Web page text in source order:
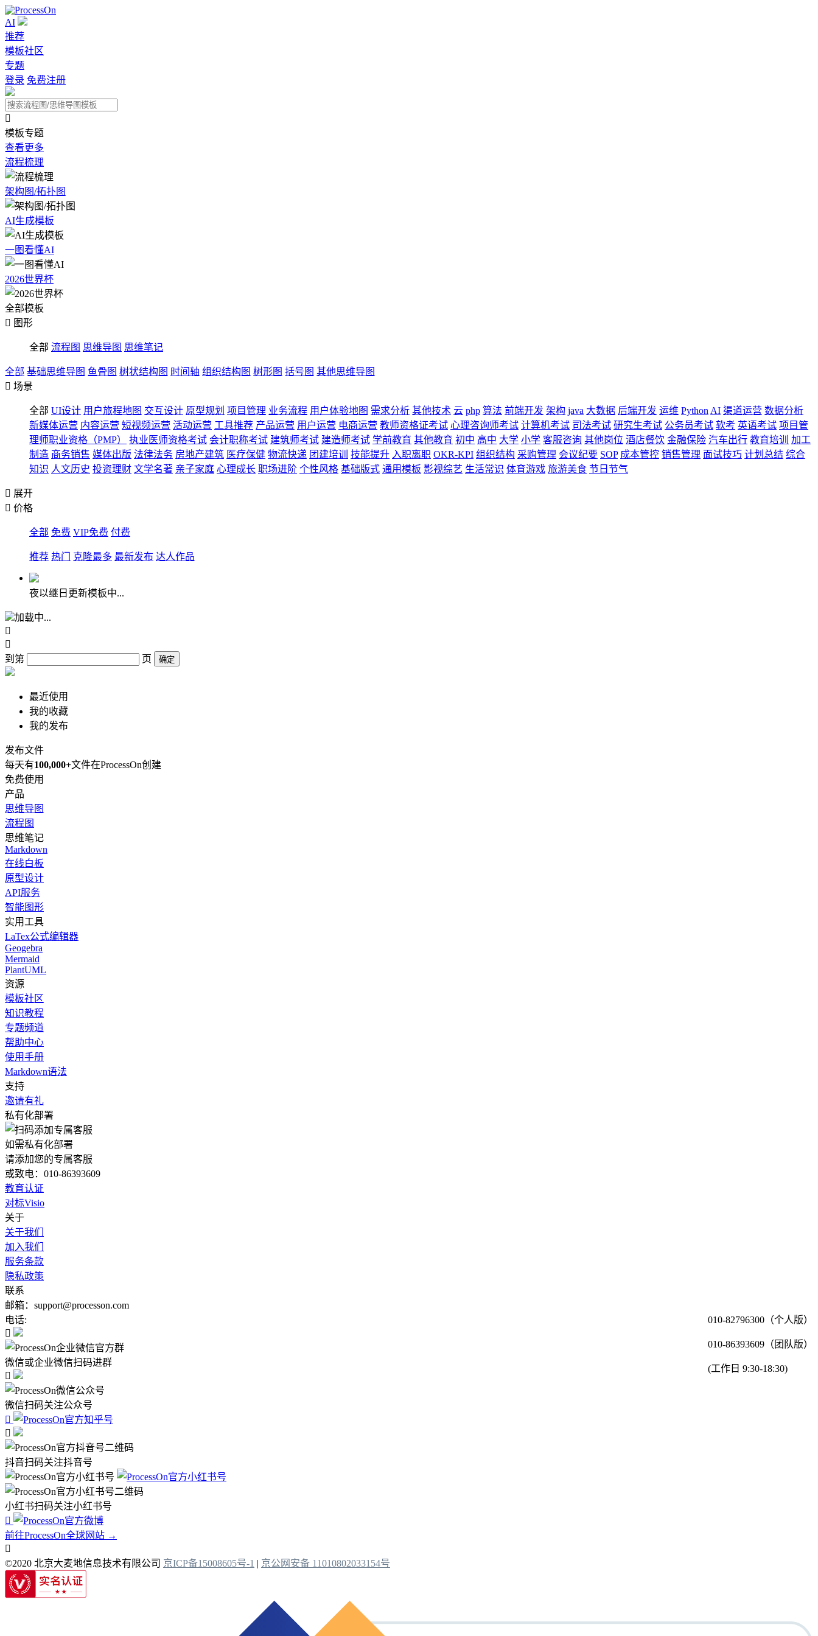
AI
推荐
模板社区
专题
登录 免费注册

模板专题
查看更多
流程梳理
架构图/拓扑图
AI生成模板
一图看懂AI
2026世界杯
全部模板
 图形
全部 流程图 思维导图 思维笔记
全部 基础思维导图 鱼骨图 树状结构图 时间轴 组织结构图 树形图 括号图 其他思维导图
 场景
全部 UI设计 用户旅程地图 交互设计 原型规划 项目管理 业务流程 用户体验地图 需求分析 其他技术 云 php 算法 前端开发 架构 java 大数据 后端开发 运维 Python AI 渠道运营 数据分析
新媒体运营 内容运营 短视频运营 活动运营 工具推荐 产品运营 用户运营 电商运营 教师资格证考试 心理咨询师考试 计算机考试 司法考试 研究生考试 公务员考试 软考 英语考试 项目管
理师职业资格（PMP）
执业医师资格考试 会计职称考试 建筑师考试 建造师考试 学前教育 其他教育 初中 高中 大学 小学 客服咨询 其他岗位 酒店餐饮 金融保险 汽车出行 教育培训
加工
制造 商务销售 媒体出版 法律法务 房地产建筑 医疗保健 物流快递 团建培训 技能提升 入职离职 OKR-KPI 组织结构 采购管理 会议纪要 SOP 成本管控 销售管理 面试技巧 计划总结 综合
知识 人文历史 投资理财 文学名著 亲子家庭 心理成长 职场进阶 个性风格 基础版式 通用模板 影视综艺 生活常识 体育游戏 旅游美食 节日节气
 展开
 价格
全部 免费 VIP免费 付费
推荐 热门 克隆最多 最新发布 达人作品
夜以继日更新模板中...
加载中...


到第
页 确定
最近使用
我的收藏
我的发布
发布文件
每天有100,000+文件在ProcessOn创建
免费使用
产品
思维导图
流程图
思维笔记
Markdown
在线白板
原型设计
API服务
智能图形
实用工具
LaTex公式编辑器
Geogebra
Mermaid
PlantUML
资源
模板社区
知识教程
专题频道
帮助中心
使用手册
Markdown语法
支持
邀请有礼
私有化部署
如需私有化部署
请添加您的专属客服
或致电：010-86393609
教育认证
对标Visio
关于
关于我们
加入我们
服务条款
隐私政策
联系
邮箱：support@processon.com
电话:
010-82796300（个人版）
010-86393609（团队版）
(工作日 9:30-18:30)

微信或企业微信扫码进群

微信扫码关注公众号


抖音扫码关注抖音号
小红书扫码关注小红书号

前往ProcessOn全球网站 →

©2020 北京大麦地信息技术有限公司 京ICP备15008605号-1 | 京公网安备 11010802033154号